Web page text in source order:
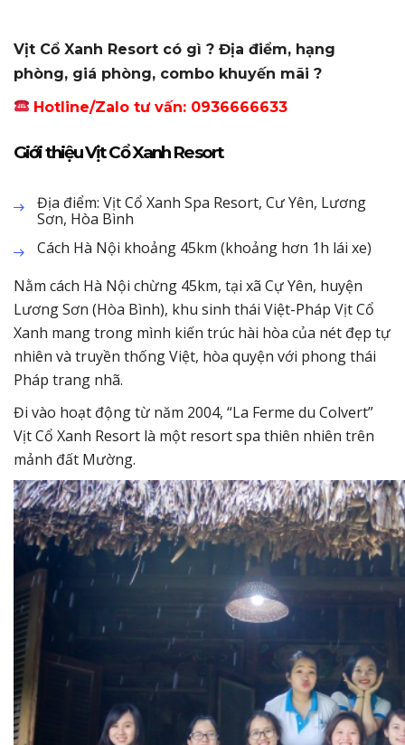
Vịt Cổ Xanh Resort có gì ? Địa điểm, hạng
phòng, giá phòng, combo khuyến mãi ?
Hotline/Zalo tư vấn: 0936666633
Giới thiệu Vịt Cổ Xanh Resort
Địa điểm: Vịt Cổ Xanh Spa Resort, Cư Yên, Lương
Sơn, Hòa Bình
Cách Hà Nội khoảng 45km (khoảng hơn 1h lái xe)
Nằm cách Hà Nội chừng 45km, tại xã Cự Yên, huyện
Lương Sơn (Hòa Bình), khu sinh thái Việt-Pháp Vịt Cổ
Xanh mang trong mình kiến trúc hài hòa của nét đẹp tự
nhiên và truyền thống Việt, hòa quyện với phong thái
Pháp trang nhã.
Đi vào hoạt động từ năm 2004, “La Ferme du Colvert”
Vịt Cổ Xanh Resort là một resort spa thiên nhiên trên
mảnh đất Mường.